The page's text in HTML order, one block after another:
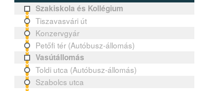
Szakiskola és Kollégium
Tiszavasvári út
Konzervgyár
Petőfi tér (Autóbusz-állomás)
Vasútállomás
Toldi utca (Autóbusz-állomás)
Szabolcs utca